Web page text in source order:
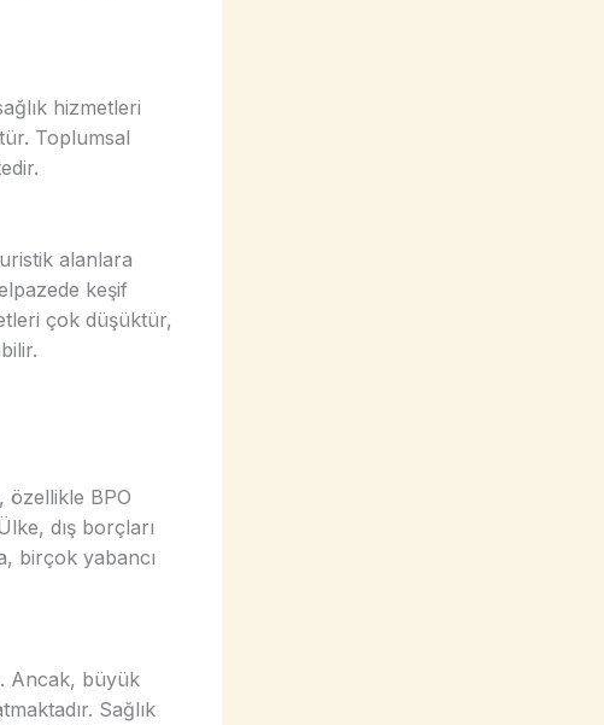
hizmetleri
Toplumsal
alanlara
keşif
çok düşüktür,
özellikle BPO
dış borçları
birçok yabancı
Ancak, büyük
Sağlık